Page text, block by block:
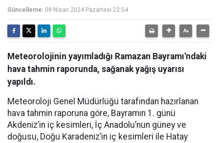
Güncelleme: 08 Nisan 2024 Pazartesi 22:54
Meteorolojinin yayımladığı Ramazan Bayramı'ndaki
hava tahmin raporunda, sağanak yağış uyarısı
yapıldı.
Meteoroloji Genel Müdürlüğü tarafından hazırlanan
hava tahmin raporuna göre, Bayramın 1. günü
Akdeniz’in iç kesimleri, İç Anadolu’nun güney ve
doğusu, Doğu Karadeniz’in iç kesimleri ile Hatay